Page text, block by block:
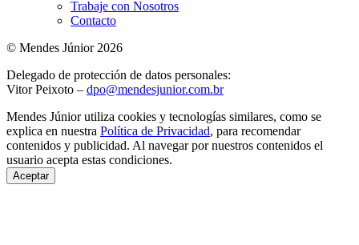
Trabaje con Nosotros
Contacto
© Mendes Júnior 2026
Delegado de protección de datos personales:
Vitor Peixoto – dpo@mendesjunior.com.br
Mendes Júnior utiliza cookies y tecnologías similares, como se
explica en nuestra Política de Privacidad, para recomendar
contenidos y publicidad. Al navegar por nuestros contenidos el
usuario acepta estas condiciones.
Aceptar